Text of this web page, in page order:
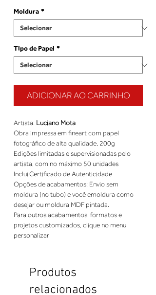
Moldura *
Tipo de Papel *
ADICIONAR AO CARRINHO
Artista: Luciano Mota
Obra impressa em fineart com papel
fotográfico de alta qualidade, 200g
Edições limitadas e supervisionadas pelo
artista, com no máximo 50 unidades
Inclui Certificado de Autenticidade
Opções de acabamentos: Envio sem
moldura (no tubo) e você emoldura como
desejar ou moldura MDF pintada.
Para outros acabamentos, formatos e
projetos customizados, clique no menu
personalizar.
Produtos
relacionados